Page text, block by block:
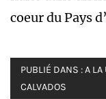
coeur du Pays
PUBLIÉ DANS :A LA
CALVADOS